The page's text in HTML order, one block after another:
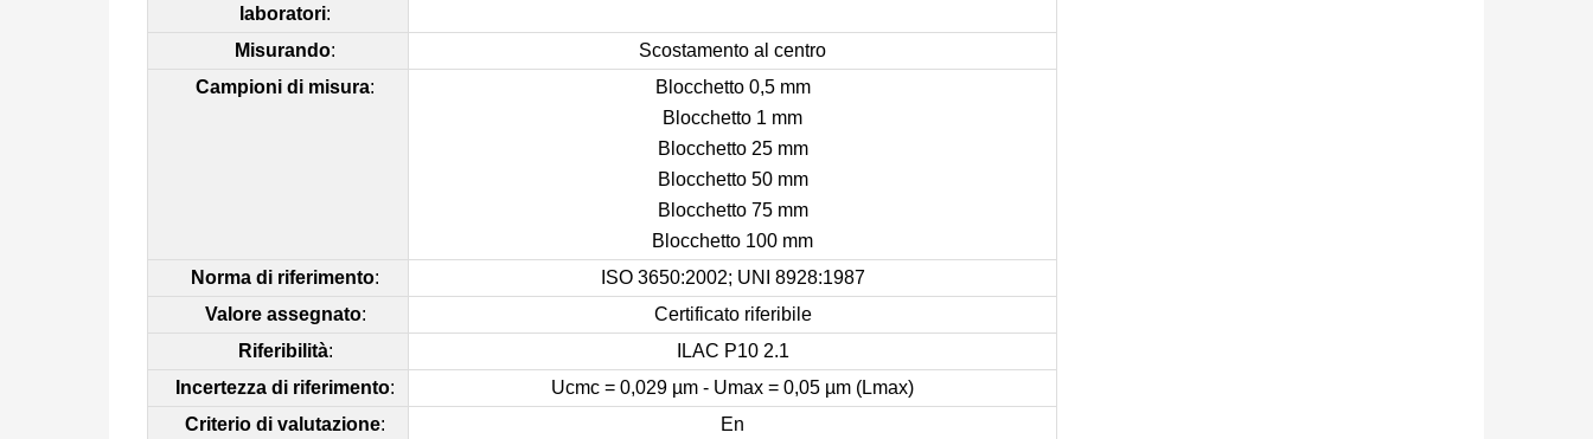
laboratori:
Misurando:
Scostamento al centro
Campioni di misura:
Blocchetto 0,5 mm
Blocchetto 1 mm
Blocchetto 25 mm
Blocchetto 50 mm
Blocchetto 75 mm
Blocchetto 100 mm
Norma di riferimento:
ISO 3650:2002; UNI 8928:1987
Valore assegnato:
Certificato riferibile
Riferibilità:
ILAC P10 2.1
Incertezza di riferimento:
Ucmc = 0,029 µm - Umax = 0,05 µm (Lmax)
Criterio di valutazione:
En